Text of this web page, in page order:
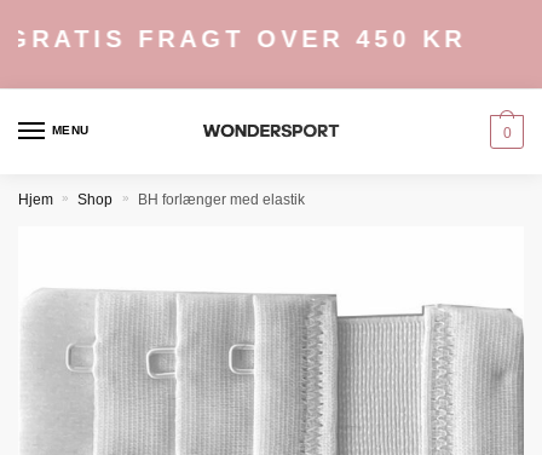
FRAGT OVER 450 KR
MENU 0
Hjem » Shop » BH forlænger med elastik